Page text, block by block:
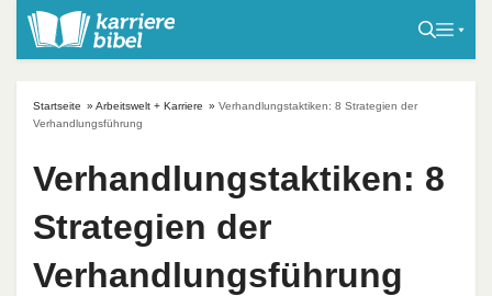
Startseite » Arbeitswelt + Karriere » Verhandlungstaktiken: 8 Strategien der
Verhandlungsführung
Verhandlungstaktiken: 8
Strategien der
Verhandlungsführung